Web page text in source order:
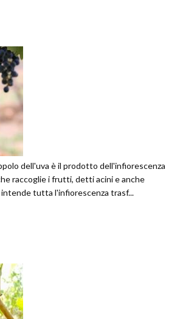
dell'uva è il prodotto dell'infiorescenza
raccoglie i frutti, detti acini e anche
intende tutta l'infiorescenza trasf...